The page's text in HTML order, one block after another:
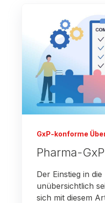
GxP-konforme
Pharma-
Der Einstieg in
unübersichtlich
sich mit diesem